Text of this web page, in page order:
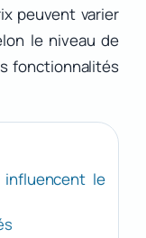
peuvent varier
le niveau de
fonctionnalités
influencent le